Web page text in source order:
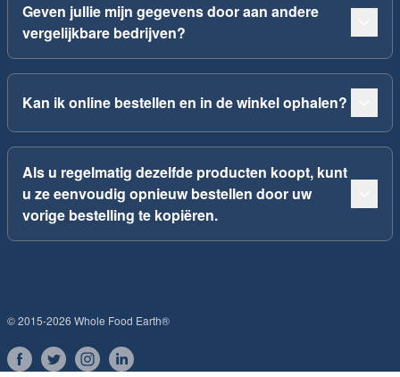
Geven jullie mijn gegevens door aan andere
vergelijkbare bedrijven?
Kan ik online bestellen en in de winkel ophalen?
Als u regelmatig dezelfde producten koopt, kunt
u ze eenvoudig opnieuw bestellen door uw
vorige bestelling te kopiëren.
© 2015-2026 Whole Food Earth®